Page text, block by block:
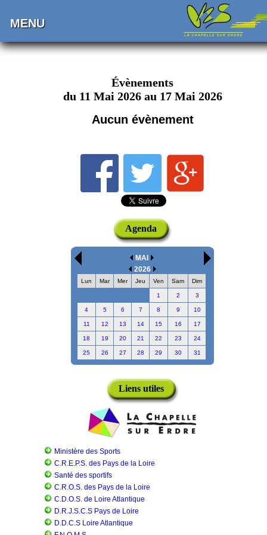
MENU
Évènements
du 11 Mai 2026 au 17 Mai 2026
Aucun évènement
Agenda
MAI
2026
Lun Mar Mer Jeu Ven Sam Dim
1 2 3
4 5 6 7 8 9 10
11 12 13 14 15 16 17
18 19 20 21 22 23 24
25 26 27 28 29 30 31
Liens utiles
Ministère des Sports
C.R.E.P.S. des Pays de la Loire
Santé des sportifs
C.R.O.S. des Pays de la Loire
C.D.O.S. de Loire Atlantique
D.R.J.S.C.S Pays de Loire
D.D.C.S Loire Atlantique